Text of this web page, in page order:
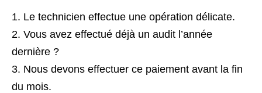
Le technicien effectue une opération délicate.
Vous avez effectué déjà un audit l’année
dernière ?
Nous devons effectuer ce paiement avant la fin
du mois.